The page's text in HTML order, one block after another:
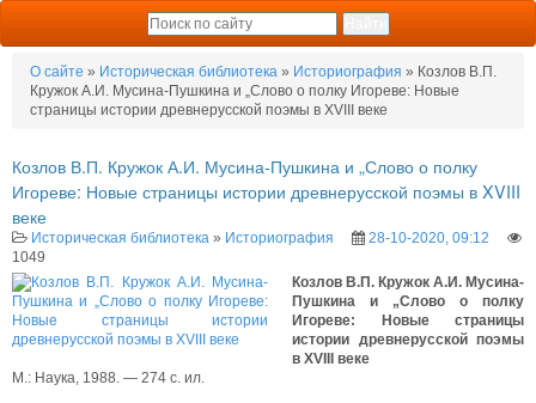
О сайте » Историческая библиотека » Историография » Козлов В.П.
Кружок А.И. Мусина-Пушкина и „Слово о полку Игореве: Новые
страницы истории древнерусской поэмы в XVIII веке
Козлов В.П. Кружок А.И. Мусина-Пушкина и „Слово о полку
Игореве: Новые страницы истории древнерусской поэмы в XVIII
веке
Историческая библиотека » Историография
28-10-2020, 09:12
1049
Козлов В.П. Кружок А.И. Мусина-
Пушкина и „Слово о полку
Игореве: Новые страницы
истории древнерусской поэмы
в XVIII веке
М.: Наука, 1988. — 274 с. ил.